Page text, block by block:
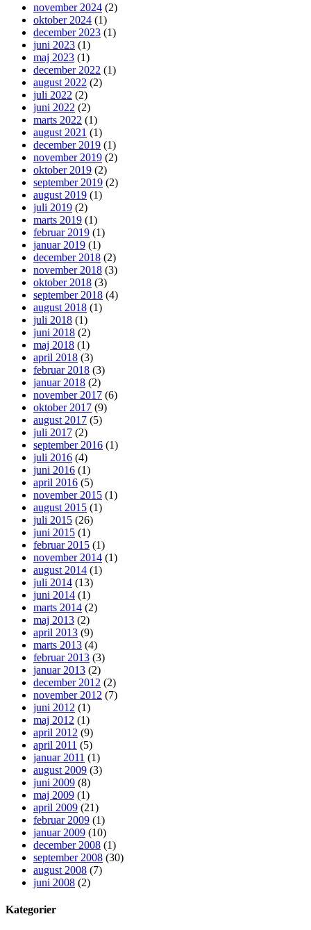
november 2024 (2)
oktober 2024 (1)
december 2023 (1)
juni 2023 (1)
maj 2023 (1)
december 2022 (1)
august 2022 (2)
juli 2022 (2)
juni 2022 (2)
marts 2022 (1)
august 2021 (1)
december 2019 (1)
november 2019 (2)
oktober 2019 (2)
september 2019 (2)
august 2019 (1)
juli 2019 (2)
marts 2019 (1)
februar 2019 (1)
januar 2019 (1)
december 2018 (2)
november 2018 (3)
oktober 2018 (3)
september 2018 (4)
august 2018 (1)
juli 2018 (1)
juni 2018 (2)
maj 2018 (1)
april 2018 (3)
februar 2018 (3)
januar 2018 (2)
november 2017 (6)
oktober 2017 (9)
august 2017 (5)
juli 2017 (2)
september 2016 (1)
juli 2016 (4)
juni 2016 (1)
april 2016 (5)
november 2015 (1)
august 2015 (1)
juli 2015 (26)
juni 2015 (1)
februar 2015 (1)
november 2014 (1)
august 2014 (1)
juli 2014 (13)
juni 2014 (1)
marts 2014 (2)
maj 2013 (2)
april 2013 (9)
marts 2013 (4)
februar 2013 (3)
januar 2013 (2)
december 2012 (2)
november 2012 (7)
juni 2012 (1)
maj 2012 (1)
april 2012 (9)
april 2011 (5)
januar 2011 (1)
august 2009 (3)
juni 2009 (8)
maj 2009 (1)
april 2009 (21)
februar 2009 (1)
januar 2009 (10)
december 2008 (1)
september 2008 (30)
august 2008 (7)
juni 2008 (2)
Kategorier